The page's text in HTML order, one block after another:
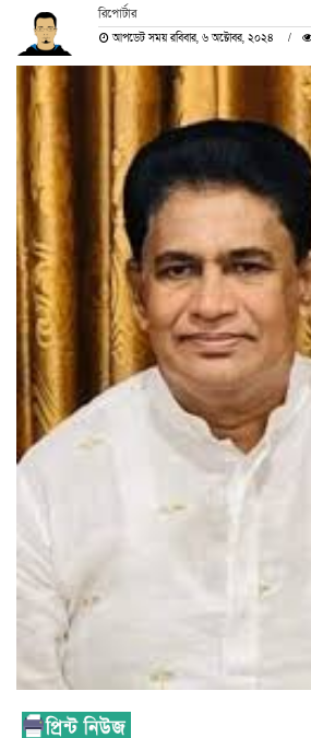
রিপোর্টার
আপডেট সময় রবিবার, ৬ অক্টোবর, ২০২৪